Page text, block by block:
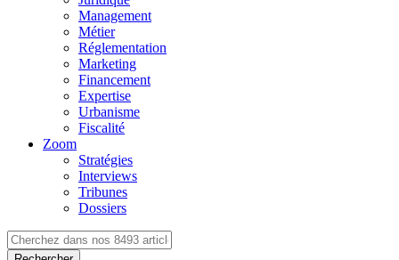
Management
Métier
Réglementation
Marketing
Financement
Expertise
Urbanisme
Fiscalité
Zoom
Stratégies
Interviews
Tribunes
Dossiers